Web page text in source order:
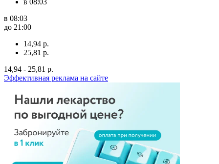
в 08:03
до 21:00
14,94 р.
25,81 р.
14,94 - 25,81 р.
Эффективная реклама на сайте